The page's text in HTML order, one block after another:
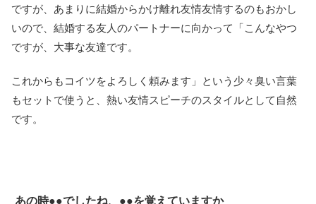
ですが、あまりに結婚からかけ離れ友情友情するのもおかし
いので、結婚する友人のパートナーに向かって「こんなやつ
ですが、大事な友達です。
これからもコイツをよろしく頼みます」という少々臭い言葉
もセットで使うと、熱い友情スピーチのスタイルとして自然
です。
あの時●●でしたね、●●を覚えていますか